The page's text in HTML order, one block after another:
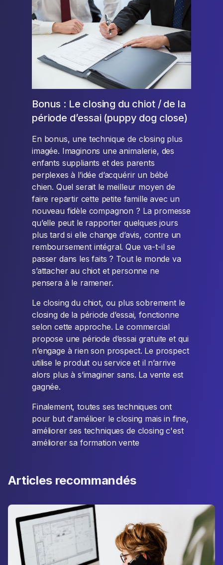
Bonus : Le closing du chiot / de la
période d’essai (puppy dog close)
En bonus, une technique de closing plus
imagée. Imaginons une animalerie, des
enfants suppliants et des parents
perplexes à l’idée d’acquérir un bébé
chien. Quel serait le meilleur moyen de
faire repartir cette petite famille avec un
nouveau fidèle compagnon ? La promesse
qu’elle peut le rapporter quelques jours
plus tard si elle change d’avis, contre un
remboursement intégral. Que va-t-il se
passer dans les faits ? Tout le monde va
s’attacher au chiot et personne ne
pensera à le ramener.
Le closing du chiot, ou plus sobrement le
closing de la période d’essai, fonctionne
selon cette approche. Le commercial
propose une période d’essai gratuite et qui
n’engage à rien son prospect. Le prospect
utilise le produit ou service et il n’arrive
alors plus à s’imaginer sans. La vente est
gagnée.
Finalement, toutes ses techniques ont
pour but d'amélioer le closing mais in fine,
améliorer ses techniques de closing c'est
améliorer sa formation vente
Articles recommandés